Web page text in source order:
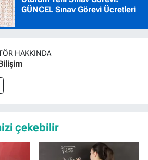
GÜNCEL Sınav Görevi Ücretleri
HAKKINDA
çekebilir